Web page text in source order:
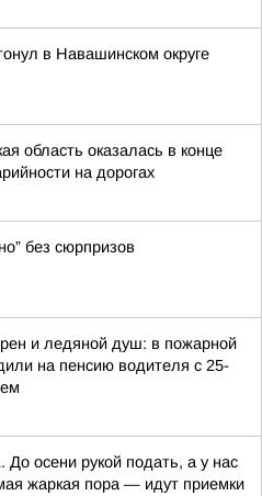
в Навашинском округе
область оказалась в конце
на дорогах
без сюрпризов
и ледяной душ: в пожарной
на пенсию водителя с 25-
осени рукой подать, а у нас
жаркая пора — идут приемки